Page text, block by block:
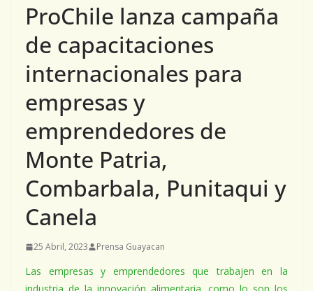
ProChile lanza campaña
de capacitaciones
internacionales para
empresas y
emprendedores de
Monte Patria,
Combarbala, Punitaqui y
Canela
25 Abril, 2023 Prensa Guayacan
Las empresas y emprendedores que trabajen en la